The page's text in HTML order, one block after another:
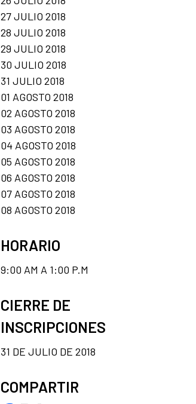
27 JULIO 2018
28 JULIO 2018
29 JULIO 2018
30 JULIO 2018
31 JULIO 2018
01 AGOSTO 2018
02 AGOSTO 2018
03 AGOSTO 2018
04 AGOSTO 2018
05 AGOSTO 2018
06 AGOSTO 2018
07 AGOSTO 2018
08 AGOSTO 2018
HORARIO
9:00 AM A 1:00 P.M
CIERRE DE
INSCRIPCIONES
31 DE JULIO DE 2018
COMPARTIR